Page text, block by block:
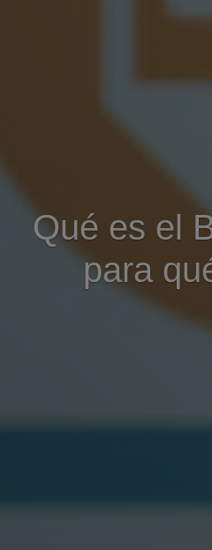
Qué es el
para